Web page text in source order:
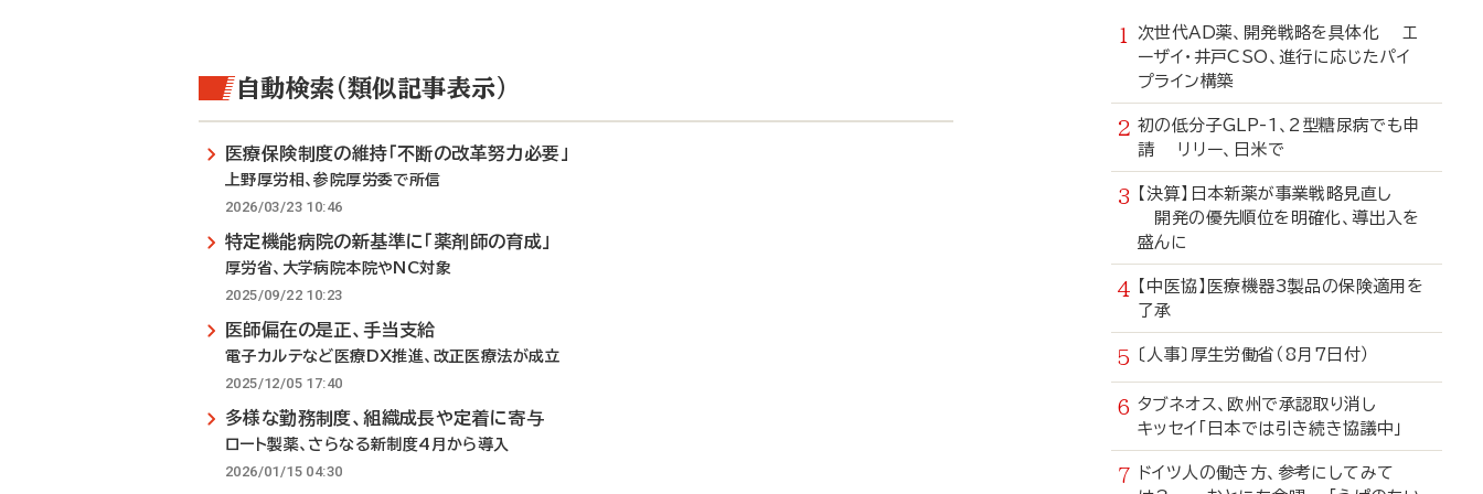
自動検索（類似記事表示）
医療保険制度の維持「不断の改革努力必要」
上野厚労相、参院厚労委で所信
2026/03/23 10:46
特定機能病院の新基準に「薬剤師の育成」
厚労省、大学病院本院やNC対象
2025/09/22 10:23
医師偏在の是正、手当支給
電子カルテなど医療DX推進、改正医療法が成立
2025/12/05 17:40
多様な勤務制度、組織成長や定着に寄与
ロート製薬、さらなる新制度4月から導入
2026/01/15 04:30
次世代AD薬、開発戦略を具体化 エ
ーザイ・井戸CSO、進行に応じたパイ
プライン構築
初の低分子GLP-1、2型糖尿病でも申
請 リリー、日米で
【決算】日本新薬が事業戦略見直し
開発の優先順位を明確化、導出入を
盛んに
【中医協】医療機器3製品の保険適用を
了承
〔人事〕厚生労働省（8月7日付）
タブネオス、欧州で承認取り消し
キッセイ「日本では引き続き協議中」
ドイツ人の働き方、参考にしてみて